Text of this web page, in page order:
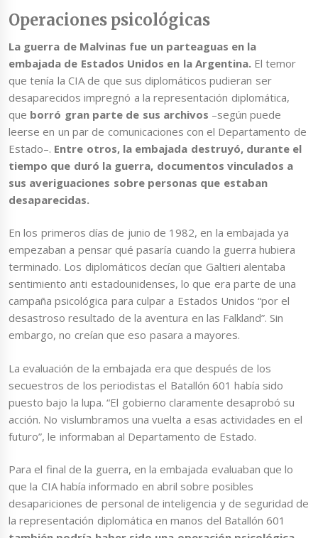
Operaciones psicológicas
La guerra de Malvinas fue un parteaguas en la
embajada de Estados Unidos en la Argentina. El temor
que tenía la CIA de que sus diplomáticos pudieran ser
desaparecidos impregnó a la representación diplomática,
que borró gran parte de sus archivos –según puede
leerse en un par de comunicaciones con el Departamento de
Estado–. Entre otros, la embajada destruyó, durante el
tiempo que duró la guerra, documentos vinculados a
sus averiguaciones sobre personas que estaban
desaparecidas.
En los primeros días de junio de 1982, en la embajada ya
empezaban a pensar qué pasaría cuando la guerra hubiera
terminado. Los diplomáticos decían que Galtieri alentaba
sentimiento anti estadounidenses, lo que era parte de una
campaña psicológica para culpar a Estados Unidos “por el
desastroso resultado de la aventura en las Falkland”. Sin
embargo, no creían que eso pasara a mayores.
La evaluación de la embajada era que después de los
secuestros de los periodistas el Batallón 601 había sido
puesto bajo la lupa. “El gobierno claramente desaprobó su
acción. No vislumbramos una vuelta a esas actividades en el
futuro”, le informaban al Departamento de Estado.
Para el final de la guerra, en la embajada evaluaban que lo
que la CIA había informado en abril sobre posibles
desapariciones de personal de inteligencia y de seguridad de
la representación diplomática en manos del Batallón 601